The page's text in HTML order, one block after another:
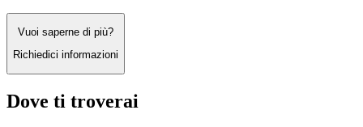
Vuoi saperne di più?
Richiedici informazioni
Dove ti troverai